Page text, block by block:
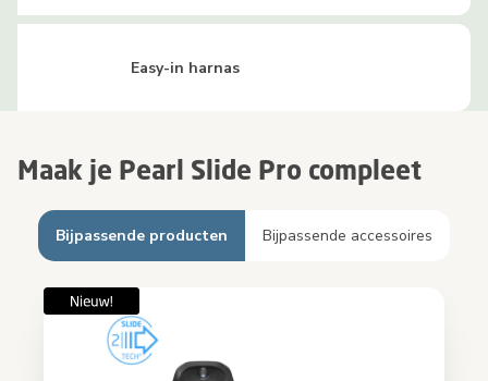
Easy-in harnas
Maak je Pearl Slide Pro compleet
Bijpassende producten Bijpassende accessoires